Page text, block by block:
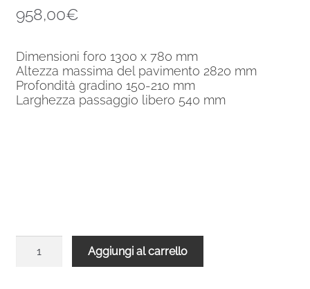
958,00€
Dimensioni foro 1300 x 780 mm
Altezza massima del pavimento 2820 mm
Profondità gradino 150-210 mm
Larghezza passaggio libero 540 mm
Aggiungi al carrello